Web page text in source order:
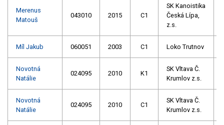
Merenus
Matouš
043010 2015 C1
SK Kanoistika
Česká Lípa,
z.s.
Míl Jakub 060051 2003 C1 Loko Trutnov
Novotná
Natálie
024095 2010 K1
SK Vltava Č.
Krumlov z.s.
Novotná
Natálie
024095 2010 C1
SK Vltava Č.
Krumlov z.s.